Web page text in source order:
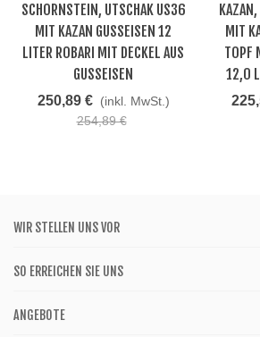
SCHORNSTEIN, UTSCHAK US36
MIT KAZAN GUSSEISEN 12
LITER ROBARI MIT DECKEL AUS
GUSSEISEN
250,89 € (inkl. MwSt.)
254,89 €
MIT
TOPF
12,0 L
WIR STELLEN UNS VOR
SO ERREICHEN SIE UNS
ANGEBOTE